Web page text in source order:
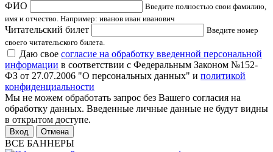
ФИО
Введите полностью свои фамилию,
имя и отчество. Например: иванов иван иванович
Читательский билет
Введите номер
своего читательского билета.
Даю свое согласие на обработку введенной персональной
информации в соответствии с Федеральным Законом №152-
ФЗ от 27.07.2006 "О персональных данных" и политикой
конфиденциальности
Мы не можем обработать запрос без Вашего согласия на
обработку данных. Введенные личные данные не будут видны
в открытом доступе.
Отмена
ВСЕ БАННЕРЫ